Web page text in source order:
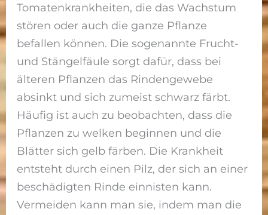
Tomatenkrankheiten, die das Wachstum
stören oder auch die ganze Pflanze
befallen können. Die sogenannte Frucht-
und Stängelfäule sorgt dafür, dass bei
älteren Pflanzen das Rindengewebe
absinkt und sich zumeist schwarz färbt.
Häufig ist auch zu beobachten, dass die
Pflanzen zu welken beginnen und die
Blätter sich gelb färben. Die Krankheit
entsteht durch einen Pilz, der sich an einer
beschädigten Rinde einnisten kann.
Vermeiden kann man sie, indem man die